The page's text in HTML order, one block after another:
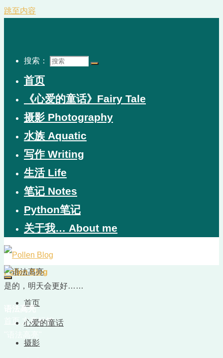
跳至内容
搜索：
首页
《心爱的童话》Fairy Tale
摄影 Photography
水族 Aquatic
写作 Writing
生活 Life
笔记 Notes
Python笔记
关于我… About me
Pollen Blog
是的，明天会更好……
首页
心爱的童话
摄影
语法高亮
首页
文章标签